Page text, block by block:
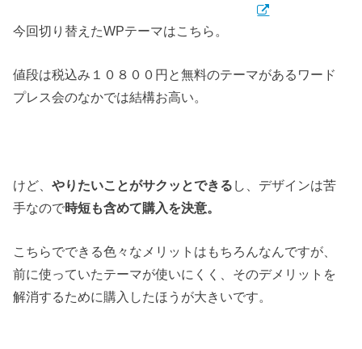
今回切り替えたWPテーマはこちら。
値段は税込み１０８００円と無料のテーマがあるワード
プレス会のなかでは結構お高い。
けど、やりたいことがサクッとできる し、デザインは苦
手なので時短も含めて購入を決意。
こちらでできる色々なメリットはもちろんなんですが、
前に使っていたテーマが使いにくく、そのデメリットを
解消するために購入したほうが大きいです。